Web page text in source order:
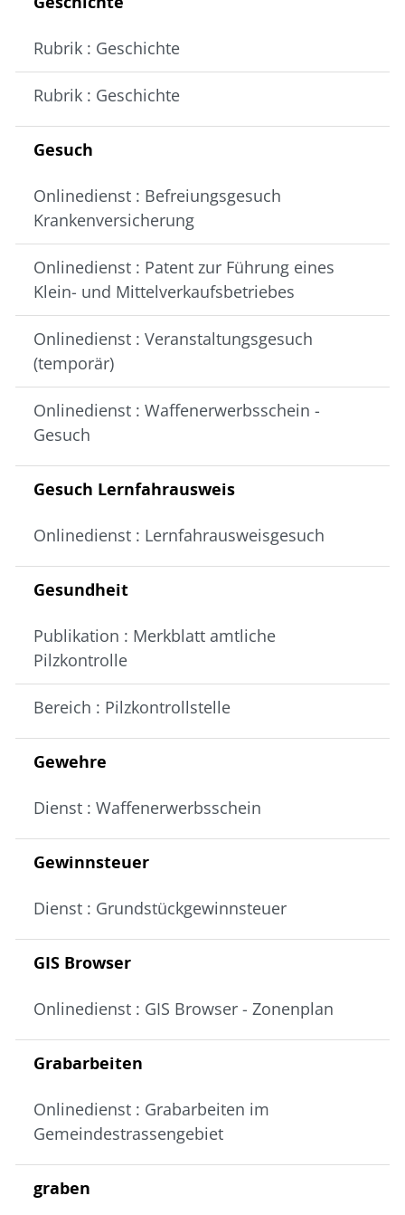
Rubrik : Geschichte
Rubrik : Geschichte
Gesuch
Onlinedienst : Befreiungsgesuch
Krankenversicherung
Onlinedienst : Patent zur Führung eines
Klein- und Mittelverkaufsbetriebes
Onlinedienst : Veranstaltungsgesuch
(temporär)
Onlinedienst : Waffenerwerbsschein -
Gesuch
Gesuch Lernfahrausweis
Onlinedienst : Lernfahrausweisgesuch
Gesundheit
Publikation : Merkblatt amtliche
Pilzkontrolle
Bereich : Pilzkontrollstelle
Gewehre
Dienst : Waffenerwerbsschein
Gewinnsteuer
Dienst : Grundstückgewinnsteuer
GIS Browser
Onlinedienst : GIS Browser - Zonenplan
Grabarbeiten
Onlinedienst : Grabarbeiten im
Gemeindestrassengebiet
graben